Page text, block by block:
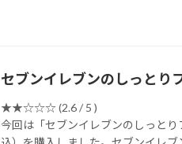
セブンイレブンのしっとり
★★☆☆☆ (2.6 / 5 )
今回は「セブンイレブンのしっと